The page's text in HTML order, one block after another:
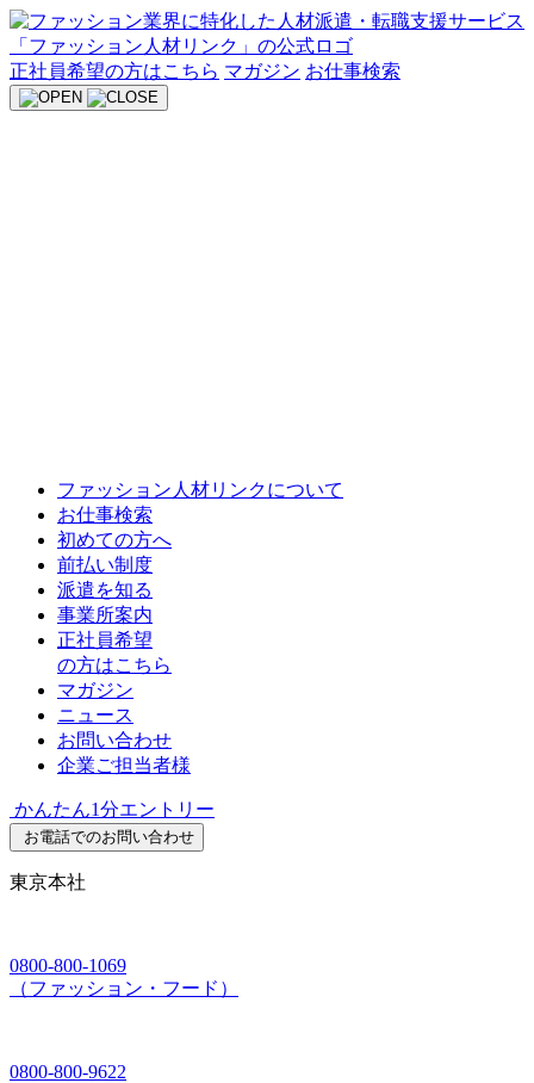
Skip
to
content
正社員希望の方はこちら マガジン お仕事検索
ファッション人材リンクについて
お仕事検索
初めての方へ
前払い制度
派遣を知る
事業所案内
正社員希望
の方はこちら
マガジン
ニュース
お問い合わせ
企業ご担当者様
かんたん1分エントリー
お電話でのお問い合わせ
東京本社
0800-800-1069
（ファッション・フード）
0800-800-9622